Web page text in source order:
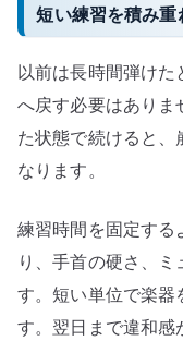
短い練習を積み
以前は長時間弾け
へ戻す必要はありま
た状態で続けると
なります。
練習時間を固定す
り、手首の硬さ、
す。短い単位で楽器
す。翌日まで違和感